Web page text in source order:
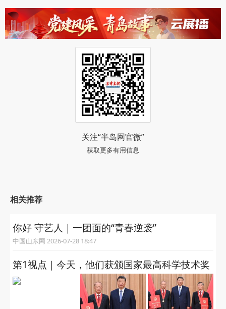
关注“半岛网官微”
获取更多有用信息
相关推荐
你好 守艺人｜一团面的“青春逆袭”
中国山东网 2026-07-28 18:47
第1视点｜今天，他们获颁国家最高科学技术奖